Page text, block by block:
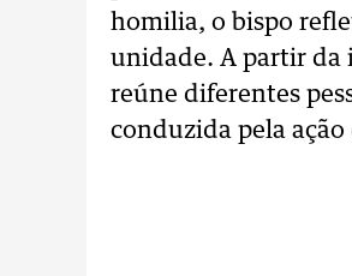
homilia, o bispo
unidade. A partir da
reúne diferentes
conduzida pela